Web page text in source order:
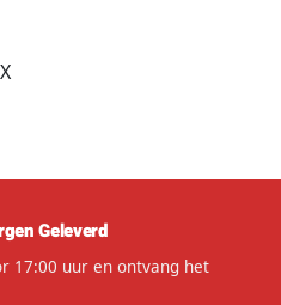
Geleverd
17:00 uur en ontvang het